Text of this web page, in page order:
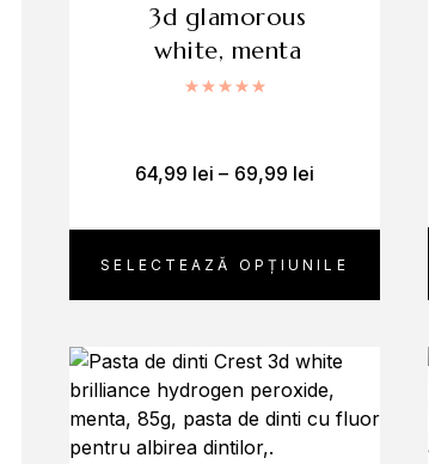
SELECTEAZĂ OPȚIUNILE
3d glamorous
white, menta
Evaluat la
64,99 lei – 69,99 lei